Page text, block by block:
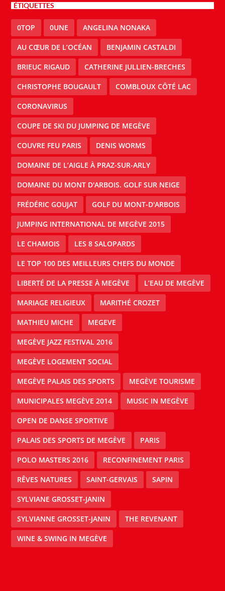
ÉTIQUETTES
0TOP 0UNE ANGELINA NONAKA
AU CŒUR DE L’OCÉAN BENJAMIN CASTALDI
BRIEUC RIGAUD CATHERINE JULLIEN-BRECHES
CHRISTOPHE BOUGAULT COMBLOUX CÔTÉ LAC
CORONAVIRUS
COUPE DE SKI DU JUMPING DE MEGÈVE
COUVRE FEU PARIS DENIS WORMS
DOMAINE DE L’AIGLE À PRAZ-SUR-ARLY
DOMAINE DU MONT D'ARBOIS. GOLF SUR NEIGE
FRÉDÉRIC GOUJAT GOLF DU MONT-D'ARBOIS
JUMPING INTERNATIONAL DE MEGÈVE 2015
LE CHAMOIS LES 8 SALOPARDS
LE TOP 100 DES MEILLEURS CHEFS DU MONDE
LIBERTÉ DE LA PRESSE À MEGÈVE L’EAU DE MEGÈVE
MARIAGE RELIGIEUX MARITHÉ CROZET
MATHIEU MICHE MEGEVE
MEGÈVE JAZZ FESTIVAL 2016
MEGÈVE LOGEMENT SOCIAL
MEGÈVE PALAIS DES SPORTS MEGÈVE TOURISME
MUNICIPALES MEGÈVE 2014 MUSIC IN MEGÈVE
OPEN DE DANSE SPORTIVE
PALAIS DES SPORTS DE MEGÈVE PARIS
POLO MASTERS 2016 RECONFINEMENT PARIS
RÊVES NATURES SAINT-GERVAIS SAPIN
SYLVIANE GROSSET-JANIN
SYLVIANNE GROSSET-JANIN THE REVENANT
WINE & SWING IN MEGÈVE